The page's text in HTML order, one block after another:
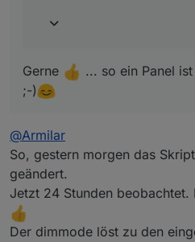
Gerne
... so ein Panel
;-)
@Armilar
So, gestern morgen das
geändert.
Jetzt 24 Stunden beobachtet.
Der dimmode löst zu den